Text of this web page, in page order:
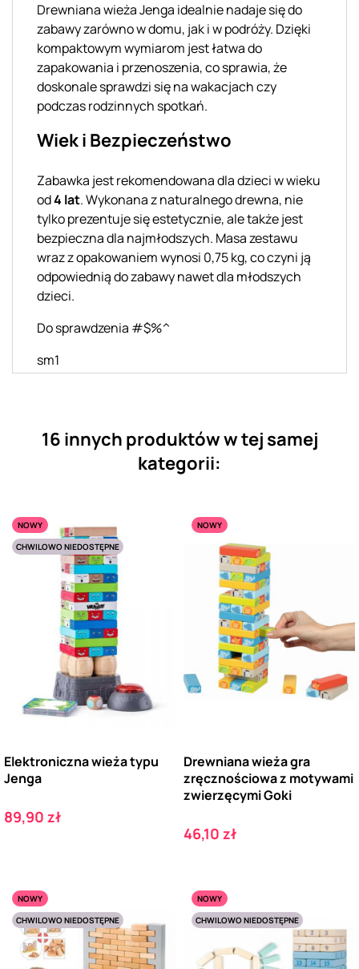
Drewniana wieża Jenga idealnie nadaje się do
zabawy zarówno w domu, jak i w podróży. Dzięki
kompaktowym wymiarom jest łatwa do
zapakowania i przenoszenia, co sprawia, że
doskonale sprawdzi się na wakacjach czy
podczas rodzinnych spotkań.
Wiek i Bezpieczeństwo
Zabawka jest rekomendowana dla dzieci w wieku
od4 lat. Wykonana z naturalnego drewna, nie
tylko prezentuje się estetycznie, ale także jest
bezpieczna dla najmłodszych. Masa zestawu
wraz z opakowaniem wynosi 0,75 kg, co czyni ją
odpowiednią do zabawy nawet dla młodszych
dzieci.
Do sprawdzenia #$%^
sm1
16 innych produktów w tej samej
kategorii:
NOWY
CHWILOWO NIEDOSTĘPNE
Elektroniczna wieża typu
Jenga
Cena
89,90 zł
NOWY
Drewniana wieża gra
zręcznościowa z motywami
zwierzęcymi Goki
Cena
46,10 zł
NOWY
CHWILOWO NIEDOSTĘPNE
NOWY
CHWILOWO NIEDOSTĘPNE